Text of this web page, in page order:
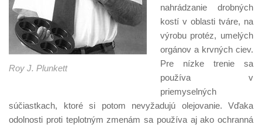
Roy J. Plunkett
nahrádzanie drobných
kostí v oblasti tváre, na
výrobu protéz, umelých
orgánov a krvných ciev.
Pre nízke trenie sa
používa v
priemyselných
súčiastkach, ktoré si potom nevyžadujú olejovanie. Vďaka
odolnosti proti teplotným zmenám sa používa aj ako ochranná